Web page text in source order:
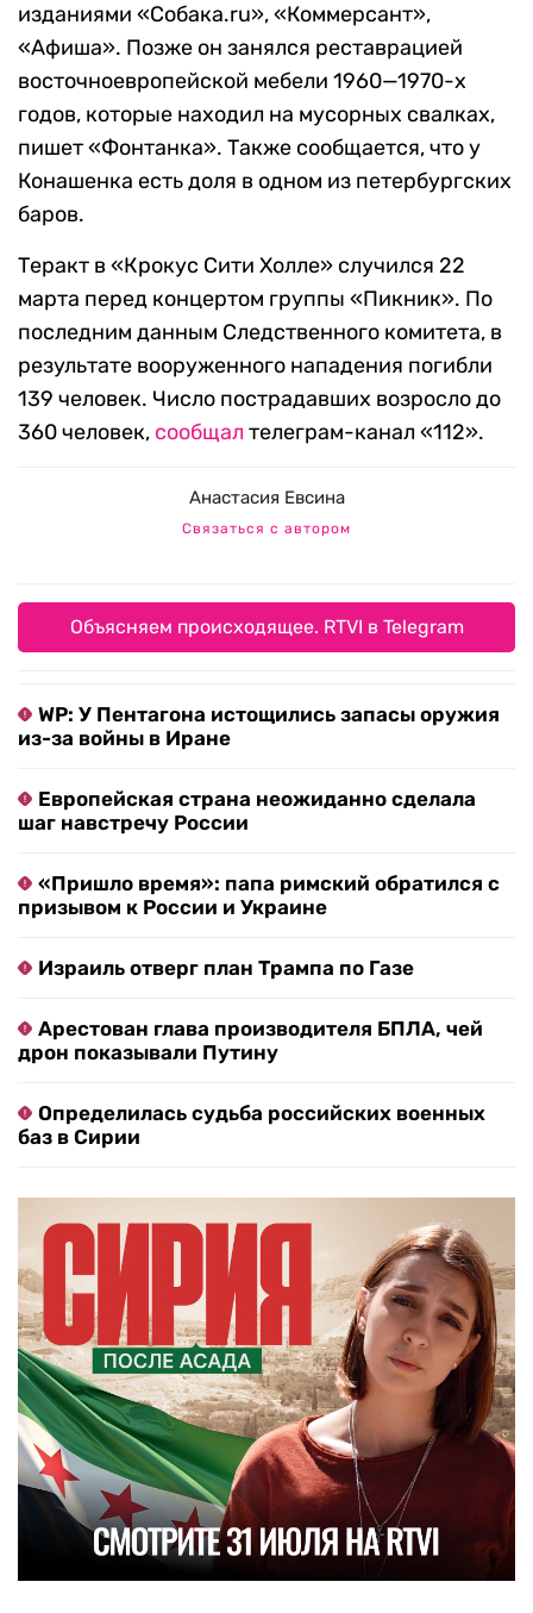
изданиями «Собака.ru», «Коммерсант»,
«Афиша». Позже он занялся реставрацией
восточноевропейской мебели 1960—1970-х
годов, которые находил на мусорных свалках,
пишет «Фонтанка». Также сообщается, что у
Конашенка есть доля в одном из петербургских
баров.
Теракт в «Крокус Сити Холле» случился 22
марта перед концертом группы «Пикник». По
последним данным Следственного комитета, в
результате вооруженного нападения погибли
139 человек. Число пострадавших возросло до
360 человек, сообщал телеграм-канал «112».
Анастасия Евсина
Связаться с автором
Объясняем происходящее. RTVI в Telegram
WP: У Пентагона истощились запасы оружия
из-за войны в Иране
Европейская страна неожиданно сделала
шаг навстречу России
«Пришло время»: папа римский обратился с
призывом к России и Украине
Израиль отверг план Трампа по Газе
Арестован глава производителя БПЛА, чей
дрон показывали Путину
Определилась судьба российских военных
баз в Сирии